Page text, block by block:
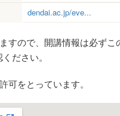
dendai.ac.jp/eve...
すので、開講情報は必ずこ
ださい。
可をとっています。